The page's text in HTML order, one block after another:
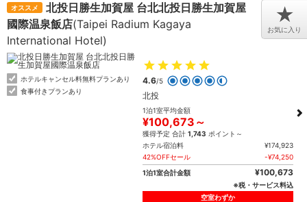
オススメ
北投日勝生加賀屋 台北北投日勝生加賀屋
國際温泉飯店(Taipei Radium Kagaya
International Hotel)
ホテルキャンセル料無料プランあり
食事付きプランあり
4.6/5
北投
1泊1室平均金額
¥100,673～
獲得予定 合計 1,743 ポイント～
ホテル宿泊料
¥174,923
42%OFFセール
-¥74,250
1泊1室合計金額
¥100,673
※税・サービス料込
空室わずか
★
お気に入り